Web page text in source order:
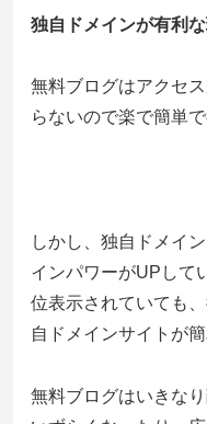
独自ドメインが有利
無料ブログはアクセ
らないので楽で簡単
しかし、独自ドメイ
インパワーがUPして
位表示されていても
自ドメインサイトが
無料ブログはいきな